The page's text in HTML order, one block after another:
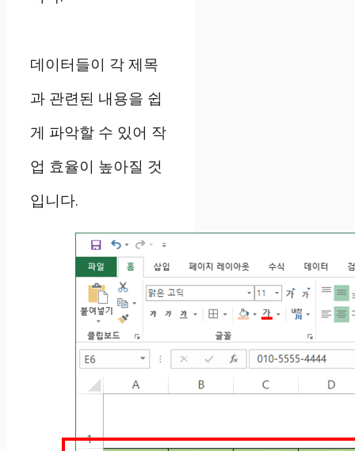
데이터들이 각 제목
과 관련된 내용을 쉽
게 파악할 수 있어 작
업 효율이 높아질 것
입니다.